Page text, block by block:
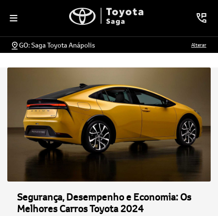
GO: Saga Toyota Anápolis Alterar
Segurança, Desempenho e Economia: Os
Melhores Carros Toyota 2024